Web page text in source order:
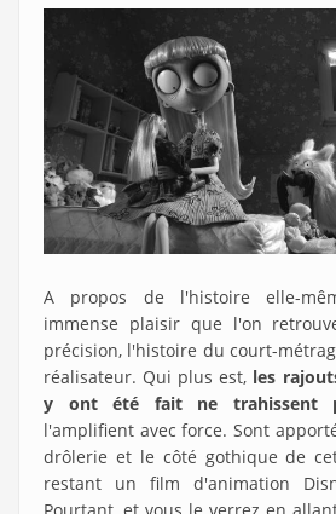
A propos de l'histoire elle-
immense plaisir que l'on
précision, l'histoire du court-
réalisateur. Qui plus est, les
y ont été fait ne trahissent
l'amplifient avec force. Sont
drôlerie et le côté gothique de
restant un film d'animation